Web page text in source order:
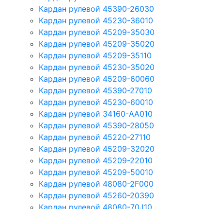
Кардан рулевой 45390-26030
Кардан рулевой 45230-36010
Кардан рулевой 45209-35030
Кардан рулевой 45209-35020
Кардан рулевой 45209-35110
Кардан рулевой 45230-35020
Кардан рулевой 45209-60060
Кардан рулевой 45390-27010
Кардан рулевой 45230-60010
Кардан рулевой 34160-AA010
Кардан рулевой 45390-28050
Кардан рулевой 45220-27110
Кардан рулевой 45209-32020
Кардан рулевой 45209-22010
Кардан рулевой 45209-50010
Кардан рулевой 48080-2F000
Кардан рулевой 45260-20390
Кардан рулевой 48080-70J10